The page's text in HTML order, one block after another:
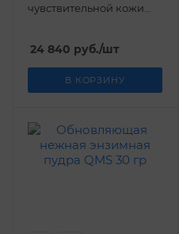
чувствительной кожи
24 840 руб./шт
В КОРЗИНУ